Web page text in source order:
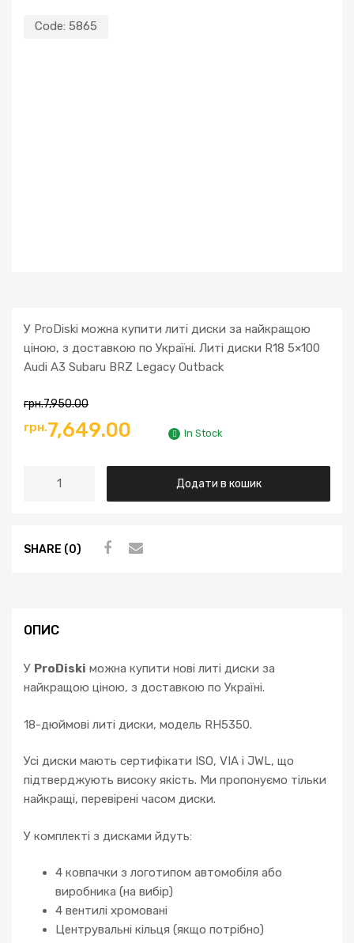
Code: 5865
У ProDiski можна купити литі диски за найкращою
ціною, з доставкою по Україні. Литі диски R18 5×100
Audi A3 Subaru BRZ Legacy Outback
грн.7,950.00
грн.7,649.00 In Stock
Додати в кошик
SHARE (0)
ОПИС
У ProDiski можна купити нові литі диски за
найкращою ціною, з доставкою по Україні.
18-дюймові литі диски, модель RH5350.
Усі диски мають сертифікати ISO, VIA і JWL, що
підтверджують високу якість. Ми пропонуємо тільки
найкращі, перевірені часом диски.
У комплекті з дисками йдуть:
4 ковпачки з логотипом автомобіля або
виробника (на вибір)
4 вентилі хромовані
Центрувальні кільця (якщо потрібно)